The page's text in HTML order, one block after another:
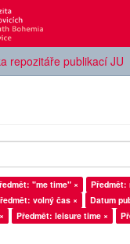
repozitáře publikací JU
"me time" × Předmět:
volný čas × Datum
Předmět: leisure time ×